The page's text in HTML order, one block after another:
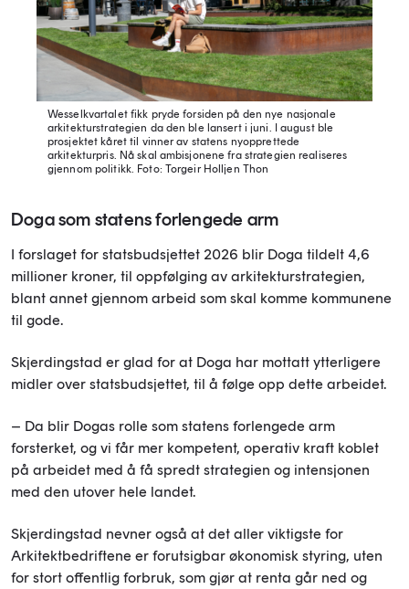
Wesselkvartalet fikk pryde forsiden på den nye nasjonale
arkitekturstrategien da den ble lansert i juni. I august ble
prosjektet kåret til vinner av statens nyopprettede
arkitekturpris. Nå skal ambisjonene fra strategien realiseres
gjennom politikk. Foto: Torgeir Holljen Thon
Doga som statens forlengede arm
I forslaget for statsbudsjettet 2026 blir Doga tildelt 4,6
millioner kroner, til oppfølging av arkitekturstrategien,
blant annet gjennom arbeid som skal komme kommunene
til gode.
Skjerdingstad er glad for at Doga har mottatt ytterligere
midler over statsbudsjettet, til å følge opp dette arbeidet.
– Da blir Dogas rolle som statens forlengede arm
forsterket, og vi får mer kompetent, operativ kraft koblet
på arbeidet med å få spredt strategien og intensjonen
med den utover hele landet.
Skjerdingstad nevner også at det aller viktigste for
Arkitektbedriftene er forutsigbar økonomisk styring, uten
for stort offentlig forbruk, som gjør at renta går ned og